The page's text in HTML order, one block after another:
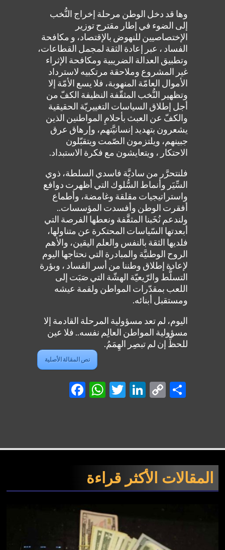
وها قد دخل الوطن مرحلة إخراج النُّخب
إلى الضوء في إطار مقترح توزير
الإختصاصيين للنهوض بالإقتصاد، و مكافحة
الفساد ، عبر إعادة الثقة لمجمل القطاعات،
وتطبيق العدالة الضريبية ومكافحة الإثراء
غير المشروع وملاحقة مرتكبيه لاسترداد
الأموال العامّة المنهوبة، فلا يسع الأمّة إلا
وتظهير النُّخب المثقّفة النظيفة الكفّ من
أجل إطلاق السياسات التغييريّة الحقيقية
والكفّ عن العبث بأحلامِ المواطنين الذين
يشعرون بتهديد إنسانيَّتهم، وإرهاق عرق
جبينهم، ويلتزمون الصّمت ويتقبّلون
الاحتكار ، ويتعايشون مع فكرة الاستبداد.
فلنتحرَّر من ساديَّة فاسدي السلطة، ذوي
السِّيَر وأنماط السُّلوك التي أظهرت دوافع
واستراتيجيات مقلقة وغامضة، وأطماع
أفقرت الوطن وأفسدت المؤسسات..
ولندعم نُخَبنا المثقَّفة ونعطها الفرصة التي
أبعدتها السّياسات المحتكرة عن متناولها،
فلديها الثقة بالنفس والعلم اليقين، والأهم
الروح الوطنيَّة والمبادرة التي نحتاجها اليوم
لإعادة إطلاق وطننا من أسر الفساد ، وبؤرة
التسلُّط والرّيعيّة الهشّة التي صَبَت إلى
اللعب بمقدّرات المواطن ولقمة عيشه
ومستقبل أبنائه.
اليوم، لم تعد مسؤولية المرحلة القادمة إلا
مسؤولية المواطن العالِم نفسه.. فلا عين
للحظِّ إن لم تبصِر الهِمَمُ.
نص المقالة الأصلية
Facebook
WhatsApp
Twitter
LinkedIn
Copy
المقالات الأكثر قراءة